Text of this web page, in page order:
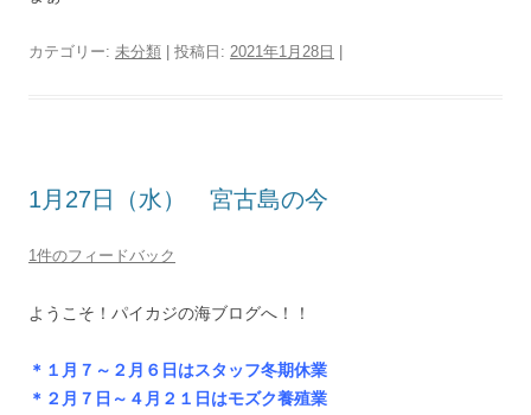
カテゴリー: 未分類 | 投稿日: 2021年1月28日
1月27日（水） 宮古島の今
1件のフィードバック
ようこそ！パイカジの海ブログへ！！
＊１月７～２月６日はスタッフ冬期休業
＊２月７日～４月２１日はモズク養殖業